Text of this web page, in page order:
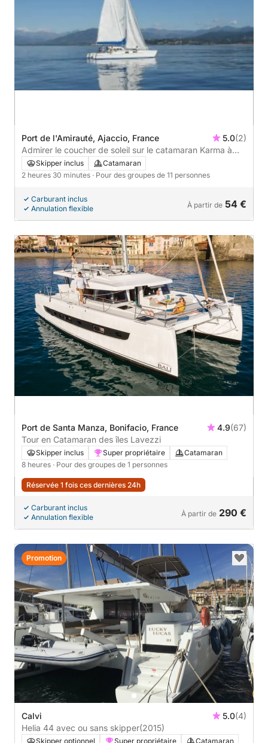
Port de l'Amirauté, Ajaccio, France 5.0(2)
Admirer le coucher de soleil sur le catamaran Karma à
Ajaccio
Skipper inclus
Catamaran
2 heures 30 minutes · Pour des groupes de 11 personnes
Carburant inclus
Annulation flexible
À partir de 54 €
Port de Santa Manza, Bonifacio, France 4.9(67)
Tour en Catamaran des îles Lavezzi
Skipper inclus Super propriétaire
Catamaran
8 heures · Pour des groupes de 1 personnes
Réservée 1 fois ces dernières 24h
Carburant inclus
Annulation flexible
À partir de 290 €
Calvi 5.0(4)
Helia 44 avec ou sans skipper(2015)
Skipper optionnel Super propriétaire
Catamaran
Promotion